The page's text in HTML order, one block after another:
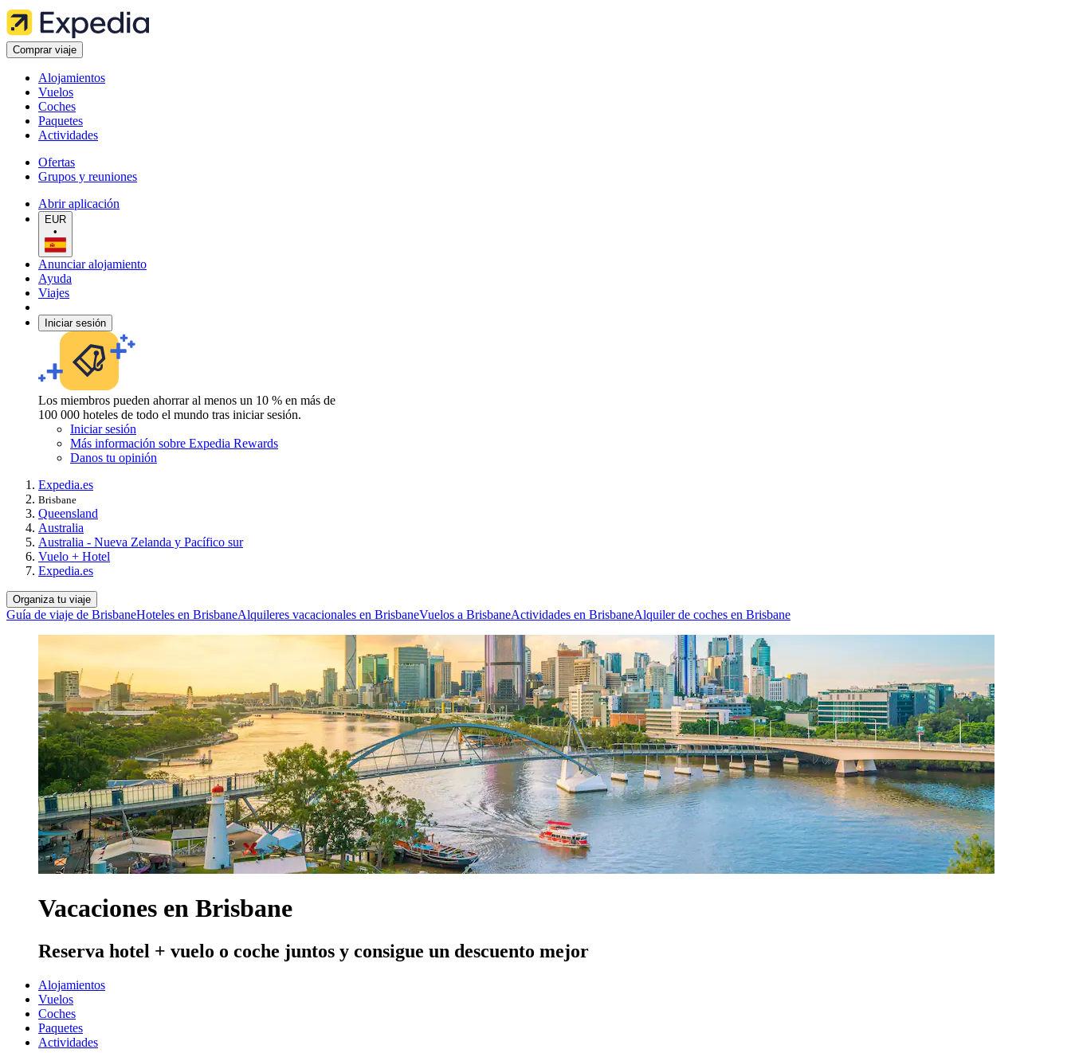
Comprar viaje
Alojamientos
Vuelos
Coches
Paquetes
Actividades
Ofertas
Grupos y reuniones
Abrir aplicación
EUR
•
Anunciar alojamiento
Ayuda
Viajes
Iniciar sesión
Los miembros pueden ahorrar al menos un 10 % en más de
100 000 hoteles de todo el mundo tras iniciar sesión.
Iniciar sesión
Más información sobre Expedia Rewards
Danos tu opinión
Expedia.es
Brisbane
Queensland
Australia
Australia - Nueva Zelanda y Pacífico sur
Vuelo + Hotel
Expedia.es
Organiza tu viaje
Guía de viaje de BrisbaneHoteles en BrisbaneAlquileres vacacionales en BrisbaneVuelos a BrisbaneActividades en BrisbaneAlquiler de coches en Brisbane
Vacaciones en Brisbane
Reserva hotel + vuelo o coche juntos y consigue un descuento mejor
Alojamientos
Vuelos
Coches
Paquetes
Actividades